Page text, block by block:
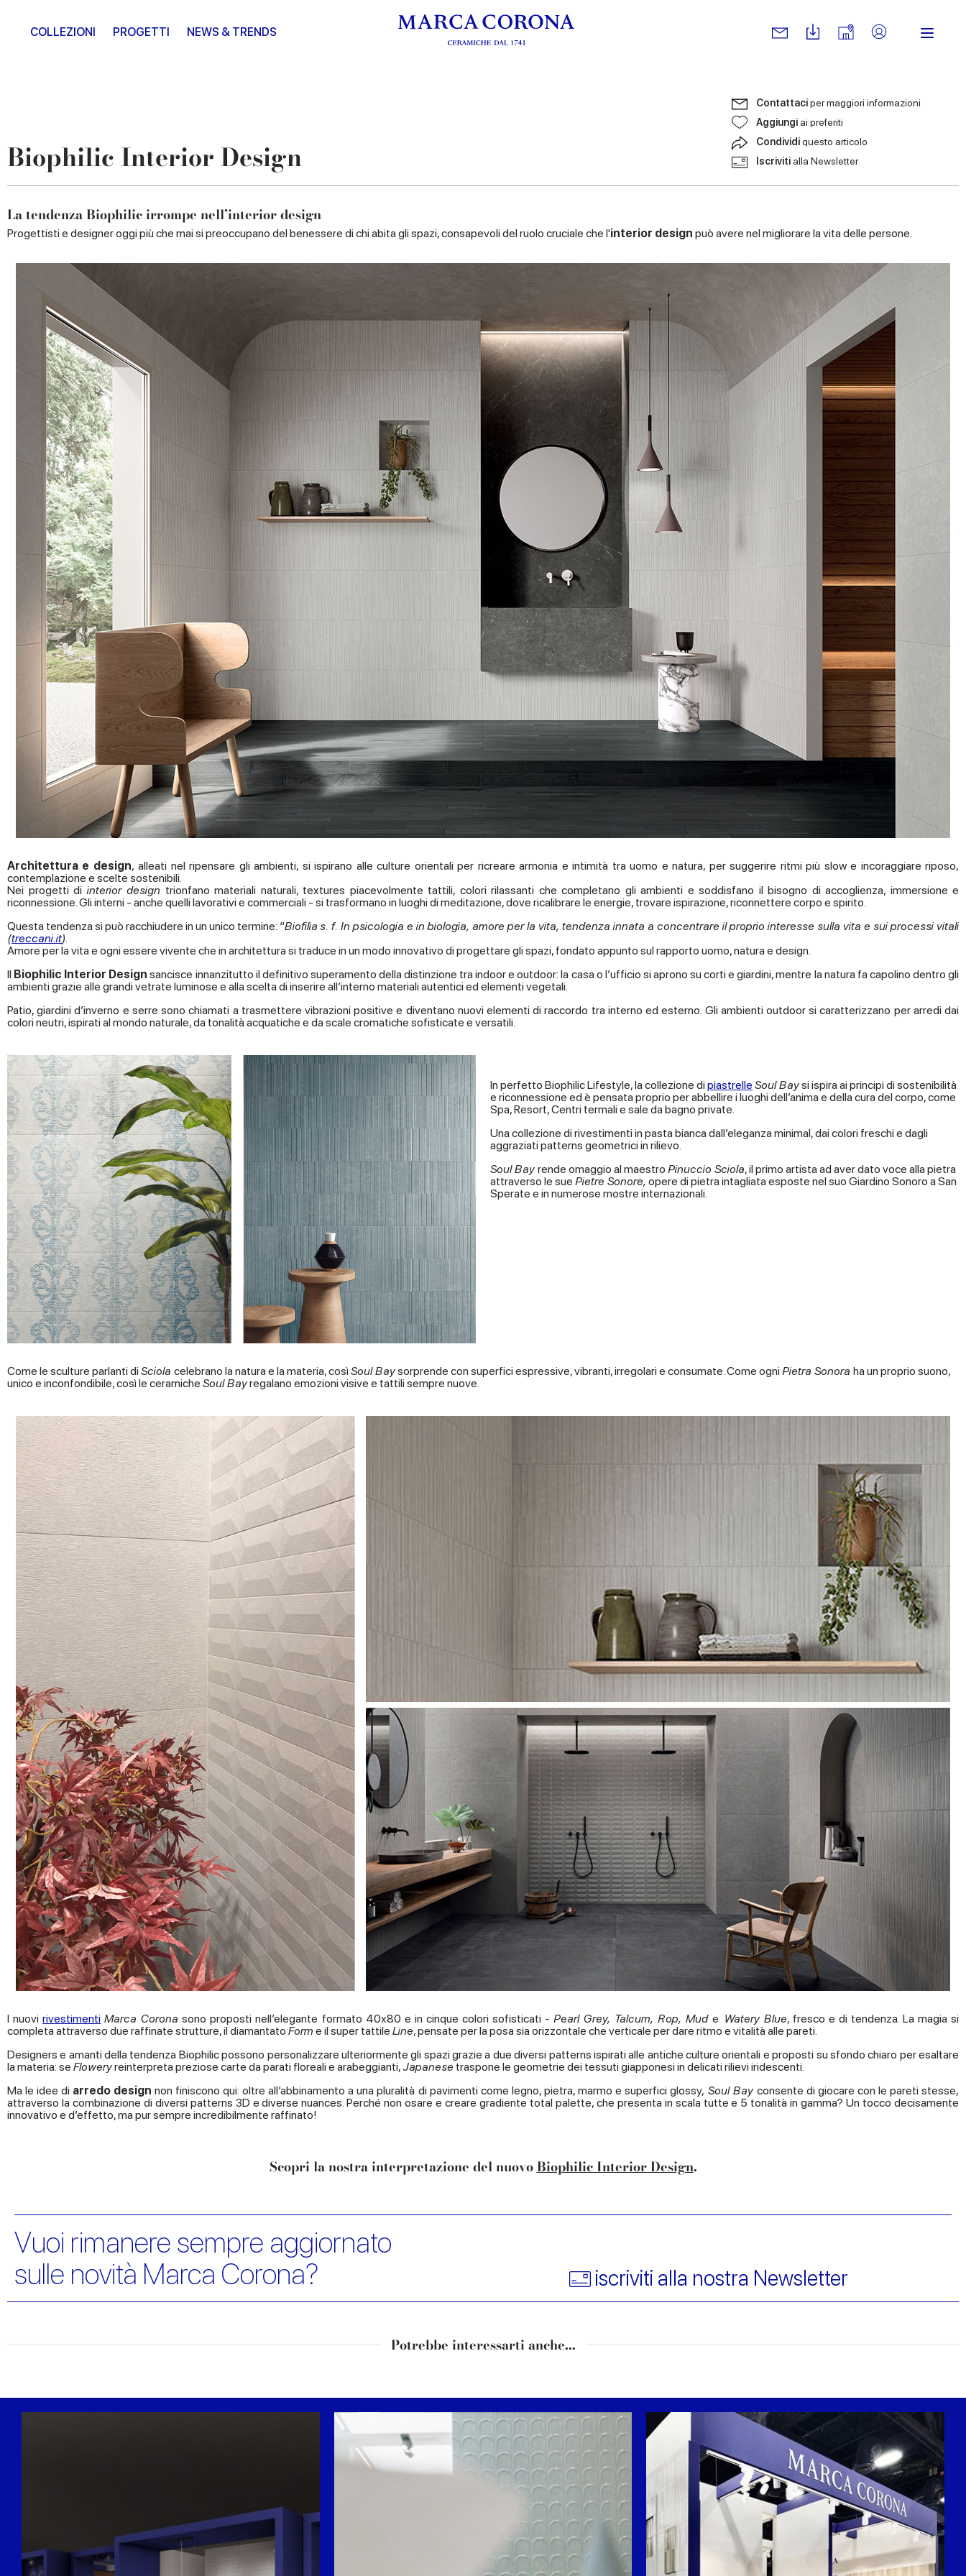
COLLEZIONI PROGETTI NEWS & TRENDS
Biophilic Interior Design
Contattaciper maggiori informazioni
Aggiungi ai preferiti
Condividiquesto articolo
Iscriviti alla Newsletter
La tendenza Biophilic irrompe nell’interior design
Progettisti e designer oggi più che mai si preoccupano del benessere di chi abita gli spazi, consapevoli del ruolo cruciale che l'interior design può avere nel migliorare la vita delle persone.
Architettura e design, alleati nel ripensare gli ambienti, si ispirano alle culture orientali per ricreare armonia e intimità tra uomo e natura, per suggerire ritmi più slow e incoraggiare riposo,
contemplazione e scelte sostenibili.
Nei progetti diinterior design trionfano materiali naturali, textures piacevolmente tattili, colori rilassanti che completano gli ambienti e soddisfano il bisogno di accoglienza, immersione e
riconnessione. Gli interni - anche quelli lavorativi e commerciali - si trasformano in luoghi di meditazione, dove ricalibrare le energie, trovare ispirazione, riconnettere corpo e spirito.
Questa tendenza si può racchiudere in un unico termine: “Biofilia s. f. In psicologia e in biologia, amore per la vita, tendenza innata a concentrare il proprio interesse sulla vita e sui processi vitali
(treccani.it).
Amore per la vita e ogni essere vivente che in architettura si traduce in un modo innovativo di progettare gli spazi, fondato appunto sul rapporto uomo, natura e design.
Il Biophilic Interior Design sancisce innanzitutto il definitivo superamento della distinzione tra indoor e outdoor: la casa o l’ufficio si aprono su corti e giardini, mentre la natura fa capolino dentro gli
ambienti grazie alle grandi vetrate luminose e alla scelta di inserire all’interno materiali autentici ed elementi vegetali.
Patio, giardini d’inverno e serre sono chiamati a trasmettere vibrazioni positive e diventano nuovi elementi di raccordo tra interno ed esterno. Gli ambienti outdoor si caratterizzano per arredi dai
colori neutri, ispirati al mondo naturale, da tonalità acquatiche e da scale cromatiche sofisticate e versatili.
In perfetto Biophilic Lifestyle, la collezione dipiastrelle Soul Baysi ispira ai principi di sostenibilità
e riconnessione ed è pensata proprio per abbellire i luoghi dell’anima e della cura del corpo, come
Spa, Resort, Centri termali e sale da bagno private.
Una collezione di rivestimenti in pasta bianca dall’eleganza minimal, dai colori freschi e dagli
aggraziati patterns geometrici in rilievo.
Soul Bay rende omaggio al maestro Pinuccio Sciola, il primo artista ad aver dato voce alla pietra
attraverso le sue Pietre Sonore, opere di pietra intagliata esposte nel suo Giardino Sonoro a San
Sperate e in numerose mostre internazionali.
Come le sculture parlanti diSciola celebrano la natura e la materia, cosìSoul Baysorprende con superfici espressive, vibranti, irregolari e consumate. Come ogniPietra Sonora ha un proprio suono,
unico e inconfondibile, così le ceramiche Soul Bayregalano emozioni visive e tattili sempre nuove.
I nuovirivestimenti Marca Corona sono proposti nell’elegante formato 40x80 e in cinque colori sofisticati -Pearl Grey, Talcum, Rop, Mude Watery Blue, fresco e di tendenza. La magia si
completa attraverso due raffinate strutture, il diamantato Form e il super tattile Line, pensate per la posa sia orizzontale che verticale per dare ritmo e vitalità alle pareti.
Designers e amanti della tendenza Biophilic possono personalizzare ulteriormente gli spazi grazie a due diversi patterns ispirati alle antiche culture orientali e proposti su sfondo chiaro per esaltare
la materia: se Floweryreinterpreta preziose carte da parati floreali e arabeggianti,Japanese traspone le geometrie dei tessuti giapponesi in delicati rilievi iridescenti.
Ma le idee di arredo design non finiscono qui: oltre all’abbinamento a una pluralità di pavimenti come legno, pietra, marmo e superfici glossy, Soul Bay consente di giocare con le pareti stesse,
attraverso la combinazione di diversi patterns 3D e diverse nuances. Perché non osare e creare gradiente total palette, che presenta in scala tutte e 5 tonalità in gamma? Un tocco decisamente
innovativo e d’effetto, ma pur sempre incredibilmente raffinato!
Scopri la nostra interpretazione del nuovoBiophilic Interior Design.
Vuoi rimanere sempre aggiornato
sulle novità Marca Corona?
iscriviti alla nostra Newsletter
Potrebbe interessarti anche...